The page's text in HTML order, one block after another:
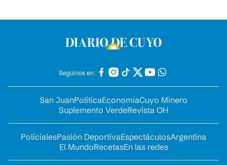
Seguinos en:
San JuanPolíticaEconomíaCuyo Minero
Suplemento VerdeRevista OH
PolicialesPasión DeportivaEspectáculosArgentina
El MundoRecetasEn las redes